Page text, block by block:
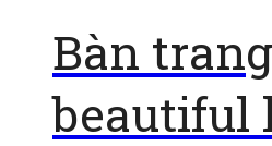
Bàn
beautiful